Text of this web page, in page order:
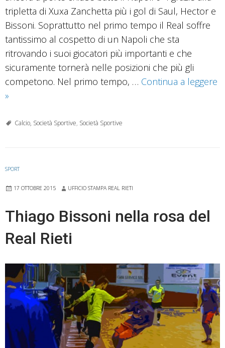
tripletta di Xuxa Zanchetta più i gol di Saul, Hector e
Bissoni. Soprattutto nel primo tempo il Real soffre
tantissimo al cospetto di un Napoli che sta
ritrovando i suoi giocatori più importanti e che
sicuramente tornerà nelle posizioni che più gli
competono. Nel primo tempo, … Continua a leggere
Real
un
vetta
»
Calcio, Società Sportive, Società Sportive
SPORT
17 OTTOBRE 2015 UFFICIO STAMPA REAL RIETI
Thiago Bissoni nella rosa del
Real Rieti